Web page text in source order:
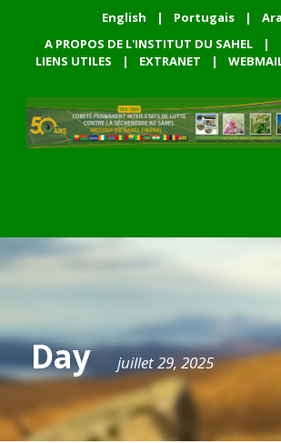
English | Portugais |
A PROPOS DE L'INSTITUT DU SAHEL
|
LIENS UTILES
| EXTRANET |
Day juillet 29, 2025